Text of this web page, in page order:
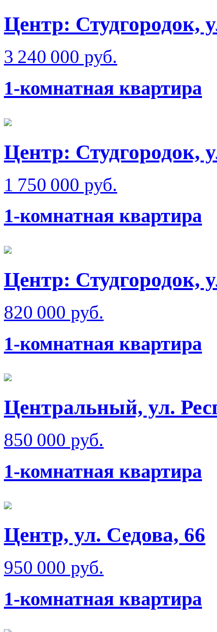
Центр: Студгородок,
3 240 000 руб.
1-комнатная квартира
Центр: Студгородок,
1 750 000 руб.
1-комнатная квартира
Центр: Студгородок,
820 000 руб.
1-комнатная квартира
Центральный, ул.
850 000 руб.
1-комнатная квартира
Центр, ул. Седова, 66
950 000 руб.
1-комнатная квартира